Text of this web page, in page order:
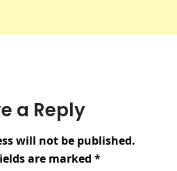
a Reply
will not be published.
are marked *